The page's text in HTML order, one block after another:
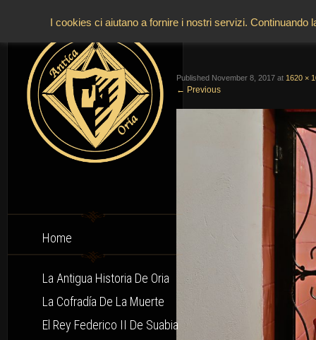
Home
La Antigua Historia De Oria
La Cofradía De La Muerte
El Rey Federico II De Suabia
Published November 8, 2017 at 1620 ×
← Previous
I cookies ci aiutano a fornire i nostri servizi.